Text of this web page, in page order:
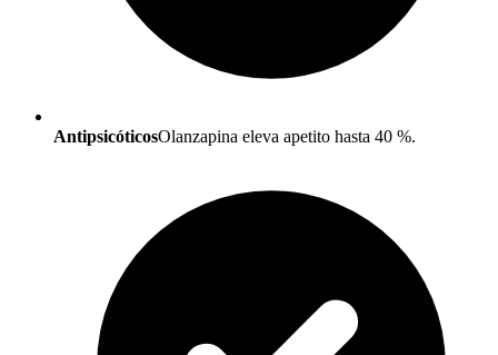
AntipsicóticosOlanzapina eleva apetito hasta 40 %.